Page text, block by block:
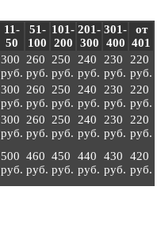
11-
50
51-
100
101-
200
201-
300
301-
400
от
401
300
руб.
260
руб.
250
руб.
240
руб.
230
руб.
220
руб.
300
руб.
260
руб.
250
руб.
240
руб.
230
руб.
220
руб.
300
руб.
260
руб.
250
руб.
240
руб.
230
руб.
220
руб.
500
руб.
460
руб.
450
руб.
440
руб.
430
руб.
420
руб.